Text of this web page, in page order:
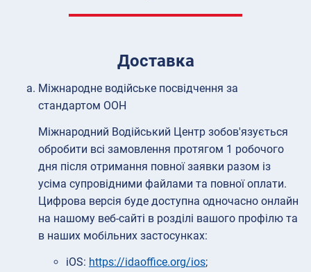
Доставка
Міжнародне водійське посвідчення за
стандартом ООН
Міжнародний Водійський Центр зобов'язується
обробити всі замовлення протягом 1 робочого
дня після отримання повної заявки разом із
усіма супровідними файлами та повної оплати.
Цифрова версія буде доступна одночасно онлайн
на нашому веб-сайті в розділі вашого профілю та
в наших мобільних застосунках:
iOS: https://idaoffice.org/ios;